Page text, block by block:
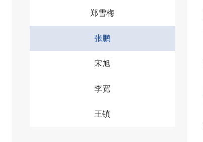
郑雪梅
张鹏
宋旭
李宽
王镇